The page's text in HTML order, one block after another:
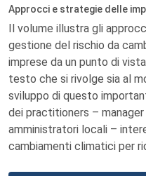
Approcci e strategie delle
Il volume illustra gli
gestione del rischio da
imprese da un punto di
testo che si rivolge sia al
sviluppo di questo
dei practitioners –
amministratori locali –
cambiamenti climatici per